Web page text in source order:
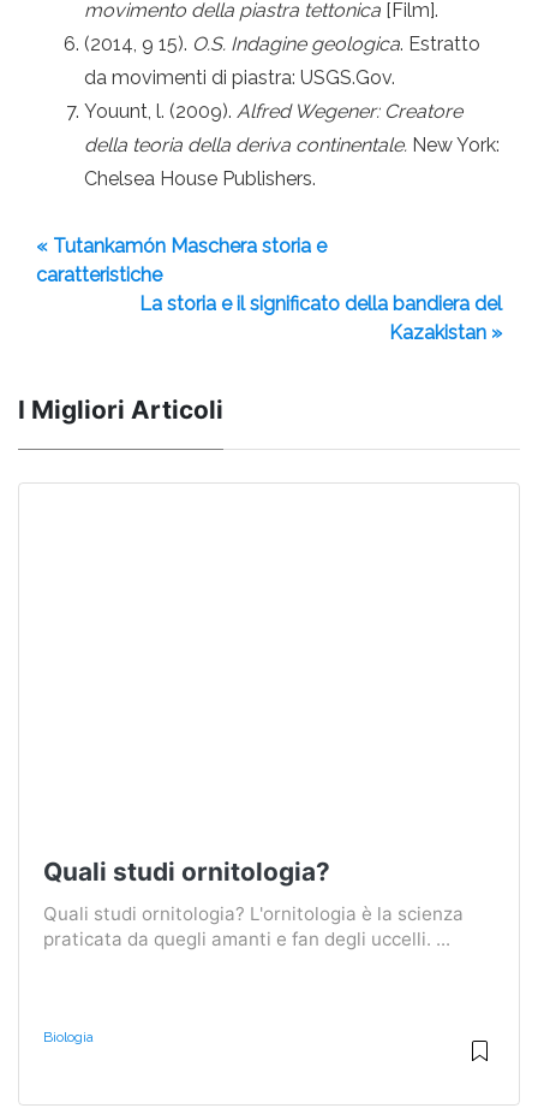
movimento della piastra tettonica [Film].
(2014, 9 15). O.S. Indagine geologica. Estratto
da movimenti di piastra: USGS.Gov.
Youunt, l. (2009). Alfred Wegener: Creatore
della teoria della deriva continentale. New York:
Chelsea House Publishers.
« Tutankamón Maschera storia e
caratteristiche
La storia e il significato della bandiera del
Kazakistan »
I Migliori Articoli
Quali studi ornitologia?
Quali studi ornitologia? L'ornitologia è la scienza
praticata da quegli amanti e fan degli uccelli. ...
Biologia